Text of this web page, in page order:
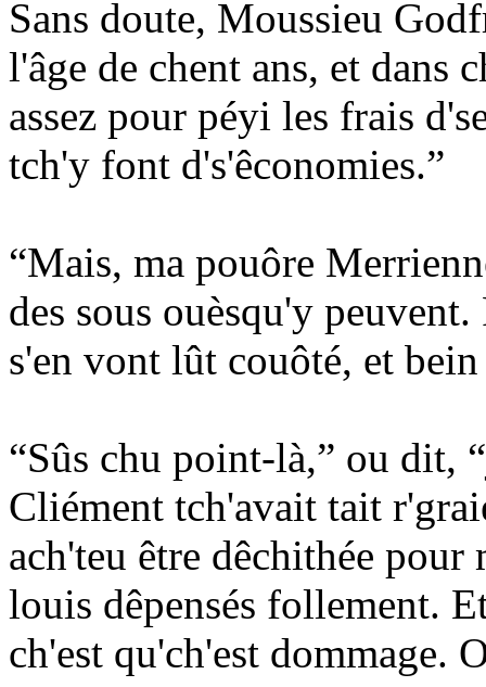
Sans doute, Moussieu
l'âge de chent ans, et dans
assez pour péyi les frais
tch'y font d's'êconomies.”
“Mais, ma pouôre
des sous ouèsqu'y
s'en vont lût couôté, et
“Sûs chu point-là,” ou dit,
Cliément tch'avait tait
ach'teu être dêchithée
louis dêpensés follement.
ch'est qu'ch'est dommage.